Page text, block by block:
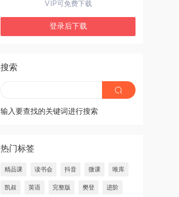
VIP可免费下载
登录后下载
搜索
输入要查找的关键词进行搜索
热门标签
精品课 读书会 抖音 微课 唯库
凯叔 英语 完整版 樊登 进阶